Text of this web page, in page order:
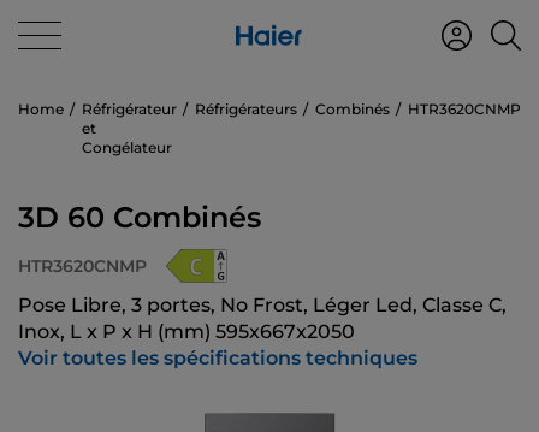
Home
Réfrigérateur
et
Congélateur
Réfrigérateurs Combinés HTR3620CNMP
3D 60 Combinés
HTR3620CNMP
Pose Libre, 3 portes, No Frost, Léger Led, Classe C,
Inox, L x P x H (mm) 595x667x2050
Voir toutes les spécifications techniques